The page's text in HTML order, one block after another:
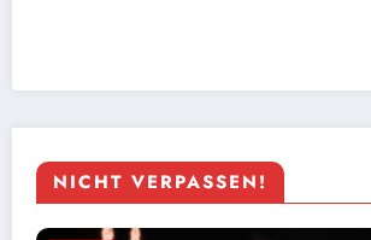
NICHT VERPASSEN!